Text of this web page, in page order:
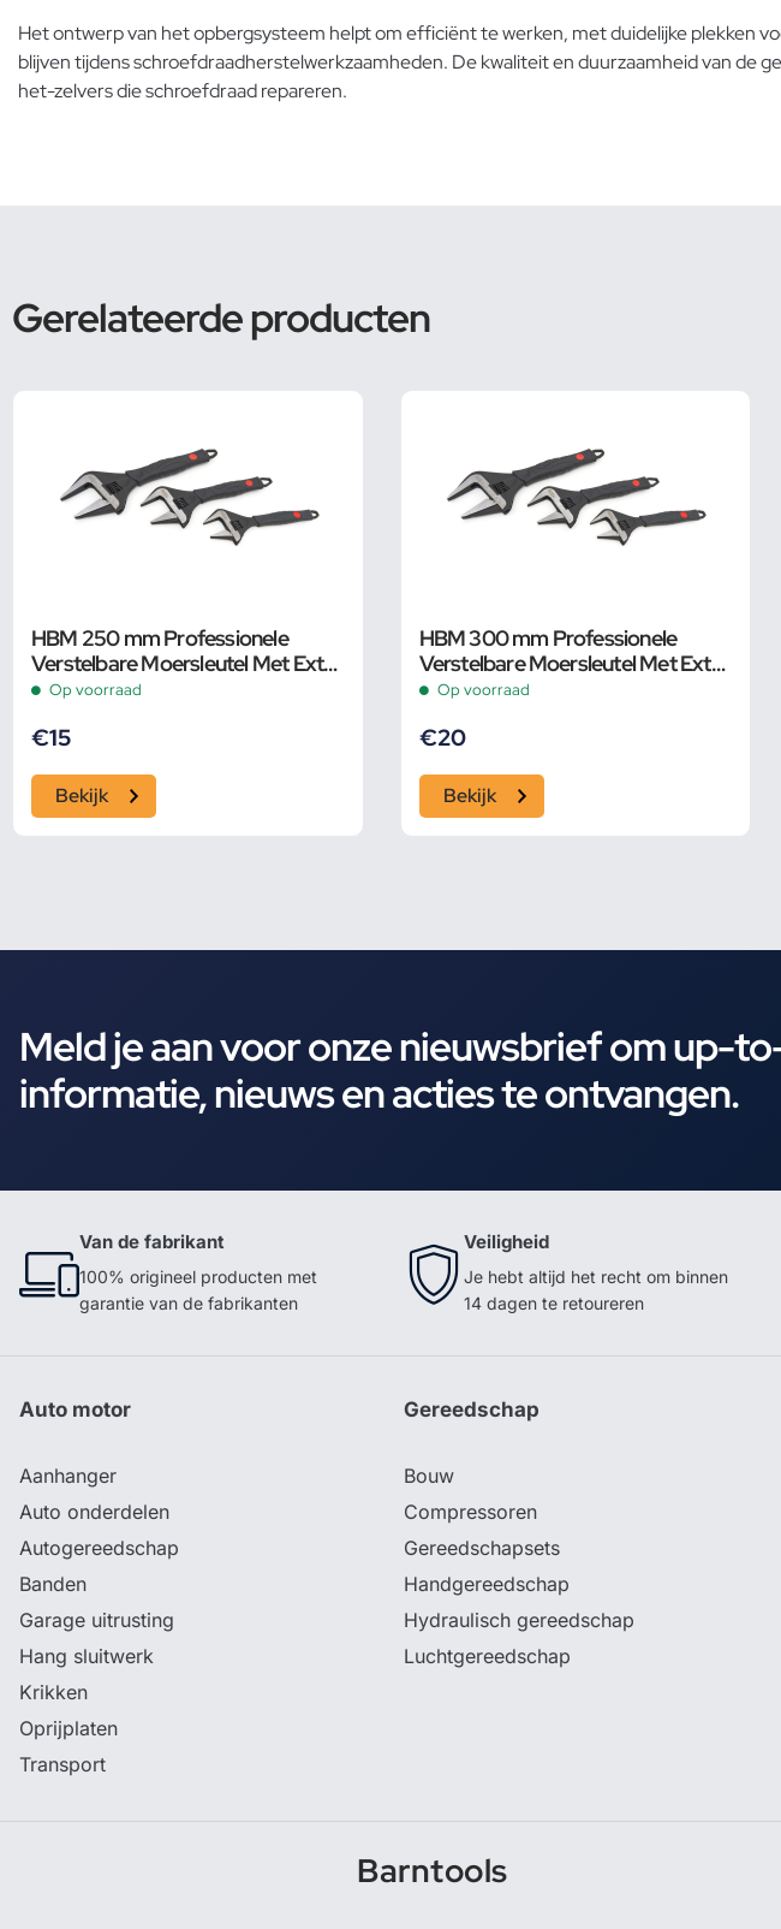
Het ontwerp van het opbergsysteem helpt om efficiënt te werken, met duidelijke plekken
blijven tijdens schroefdraadherstelwerkzaamheden. Dekwaliteit en duurzaamheidvan de
het-zelvers die schroefdraad repareren.
Gerelateerde producten
HBM 250 mm Professionele
Verstelbare Moersleutel Met Extra
Groot Bereik en Extra Smalle Bek
Op voorraad
€15
Bekijk
HBM 300 mm Professionele
Verstelbare Moersleutel Met Extra
Groot Bereik en Extra Smalle Bek
Op voorraad
€20
Bekijk
Meld je aan voor onze nieuwsbrief om up-
informatie, nieuws en acties te ontvangen.
Van de fabrikant
100% origineel producten met
garantie van de fabrikanten
Veiligheid
Je hebt altijd het recht om binnen
14 dagen te retoureren
Auto motor
Aanhanger
Auto onderdelen
Autogereedschap
Banden
Garage uitrusting
Hang sluitwerk
Krikken
Oprijplaten
Transport
Gereedschap
Bouw
Compressoren
Gereedschapsets
Handgereedschap
Hydraulisch gereedschap
Luchtgereedschap
Barntools